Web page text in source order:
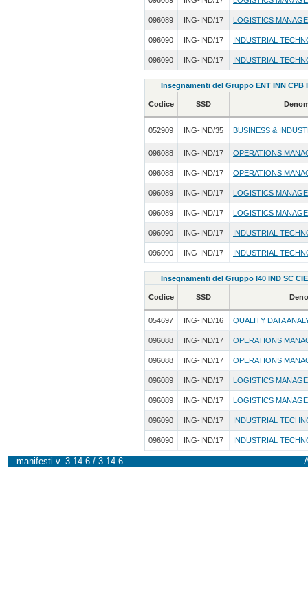
096089 ING-IND/17 LOGISTICS
096090 ING-IND/17 INDUSTRIAL
096090 ING-IND/17 INDUSTRIAL
Insegnamenti del Gruppo ENT INN CPB
Codice SSD
052909 ING-IND/35 BUSINESS &
096088 ING-IND/17 OPERATIONS
096088 ING-IND/17 OPERATIONS
096089 ING-IND/17 LOGISTICS
096089 ING-IND/17 LOGISTICS
096090 ING-IND/17 INDUSTRIAL
096090 ING-IND/17 INDUSTRIAL
Insegnamenti del Gruppo I40 IND SC CIE
Codice SSD
054697 ING-IND/16 QUALITY DATA
096088 ING-IND/17 OPERATIONS
096088 ING-IND/17 OPERATIONS
096089 ING-IND/17 LOGISTICS
096089 ING-IND/17 LOGISTICS
096090 ING-IND/17 INDUSTRIAL
096090 ING-IND/17 INDUSTRIAL
manifesti v. 3.14.6 / 3.14.6